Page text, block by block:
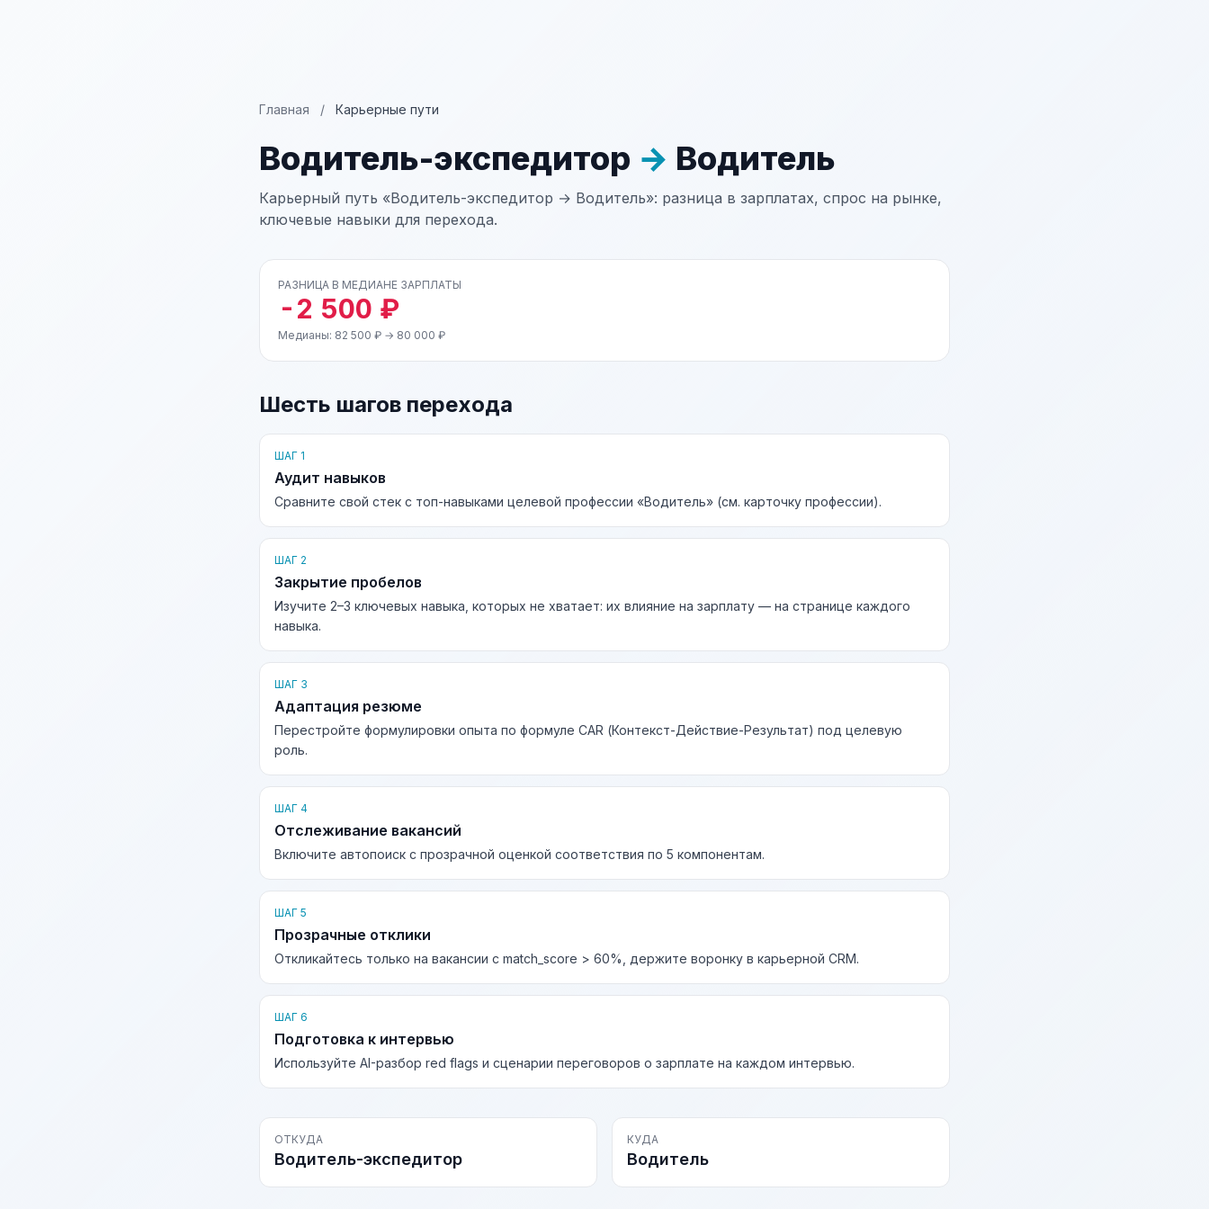
Главная / Карьерные пути
Водитель-экспедитор → Водитель
Карьерный путь «Водитель-экспедитор → Водитель»: разница в зарплатах, спрос на рынке,
ключевые навыки для перехода.
РАЗНИЦА В МЕДИАНЕ ЗАРПЛАТЫ
-2 500 ₽
Медианы: 82 500 ₽ → 80 000 ₽
Шесть шагов перехода
ШАГ 1
Аудит навыков
Сравните свой стек с топ-навыками целевой профессии «Водитель» (см. карточку профессии).
ШАГ 2
Закрытие пробелов
Изучите 2–3 ключевых навыка, которых не хватает: их влияние на зарплату — на странице каждого
навыка.
ШАГ 3
Адаптация резюме
Перестройте формулировки опыта по формуле CAR (Контекст-Действие-Результат) под целевую
роль.
ШАГ 4
Отслеживание вакансий
Включите автопоиск с прозрачной оценкой соответствия по 5 компонентам.
ШАГ 5
Прозрачные отклики
Откликайтесь только на вакансии с match_score > 60%, держите воронку в карьерной CRM.
ШАГ 6
Подготовка к интервью
Используйте AI-разбор red flags и сценарии переговоров о зарплате на каждом интервью.
ОТКУДА
Водитель-экспедитор
КУДА
Водитель